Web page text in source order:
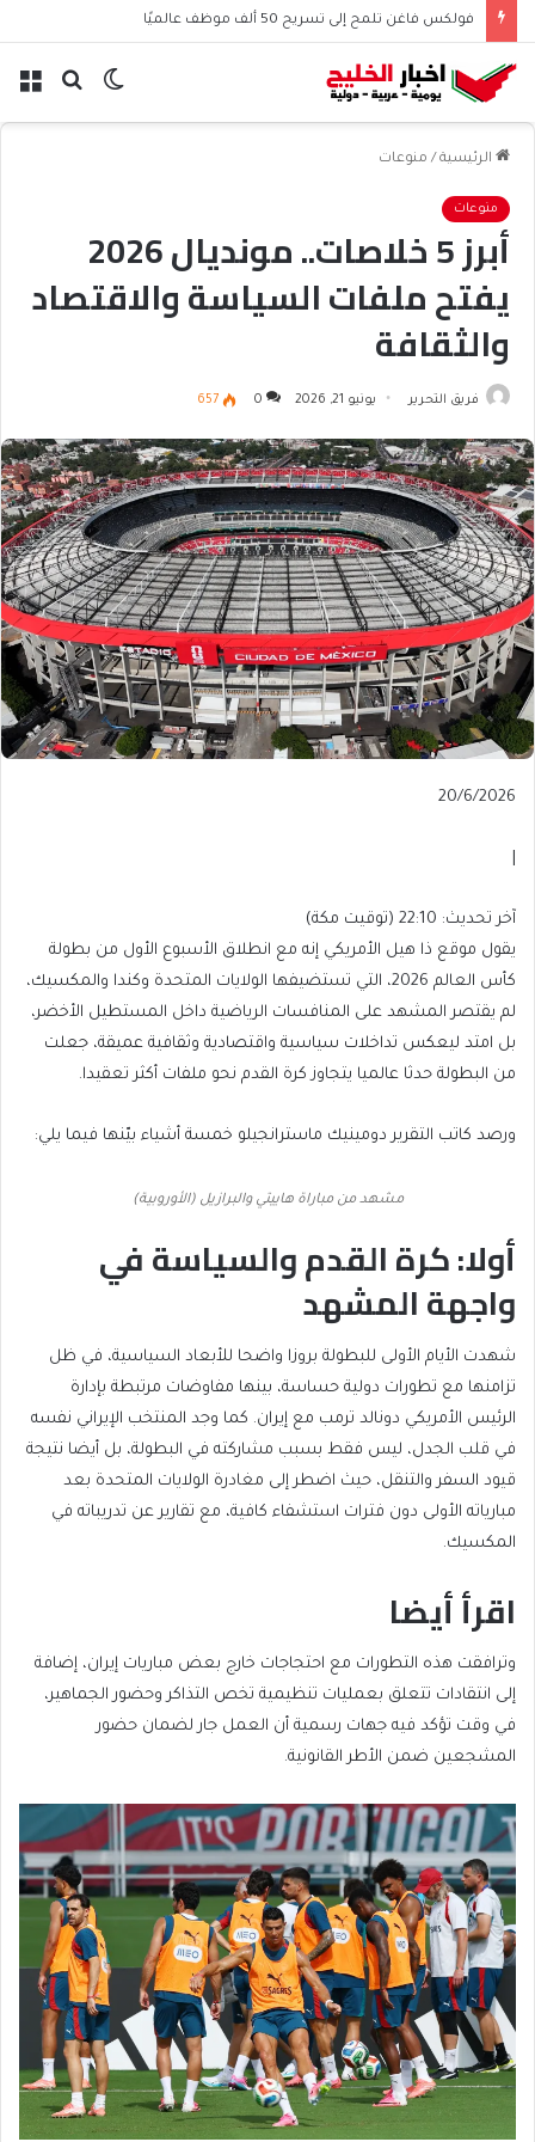
فولكس فاغن تلمح إلى تسريح 50 ألف موظف عالميًا
بحث الوضع
الرئيسية / منوعات
منوعات
أبرز 5 خلاصات.. مونديال 2026
يفتح ملفات السياسة والاقتصاد
والثقافة
فريق التحرير يونيو 21, 2026 0
657
Published
20/6/2026
آخر
تحديث:
22:10
(توقيت
مكة)
آخر تحديث: 22:10 (توقيت مكة)
يقول موقع ذا هيل الأمريكي إنه مع انطلاق الأسبوع الأول من بطولة
كأس العالم 2026، التي تستضيفها الولايات المتحدة وكندا والمكسيك،
لم يقتصر المشهد على المنافسات الرياضية داخل المستطيل الأخضر،
بل امتد ليعكس تداخلات سياسية واقتصادية وثقافية عميقة، جعلت
من البطولة حدثا عالميا يتجاوز كرة القدم نحو ملفات أكثر تعقيدا.
ورصد كاتب التقرير دومينيك ماسترانجيلو خمسة أشياء بيّنها فيما يلي:
مشهد من مباراة هاييتي والبرازيل (الأوروبية)
أولا: كرة القدم والسياسة في
واجهة المشهد
شهدت الأيام الأولى للبطولة بروزا واضحا للأبعاد السياسية، في ظل
تزامنها مع تطورات دولية حساسة، بينها مفاوضات مرتبطة بإدارة
الرئيس الأمريكي دونالد ترمب مع إيران. كما وجد المنتخب الإيراني نفسه
في قلب الجدل، ليس فقط بسبب مشاركته في البطولة، بل أيضا نتيجة
قيود السفر والتنقل، حيث اضطر إلى مغادرة الولايات المتحدة بعد
مبارياته الأولى دون فترات استشفاء كافية، مع تقارير عن تدريباته في
المكسيك.
اقرأ أيضا
list
of
2
items
end
of
list
وترافقت هذه التطورات مع احتجاجات خارج بعض مباريات إيران، إضافة
إلى انتقادات تتعلق بعمليات تنظيمية تخص التذاكر وحضور الجماهير،
في وقت تؤكد فيه جهات رسمية أن العمل جار لضمان حضور
المشجعين ضمن الأطر القانونية.